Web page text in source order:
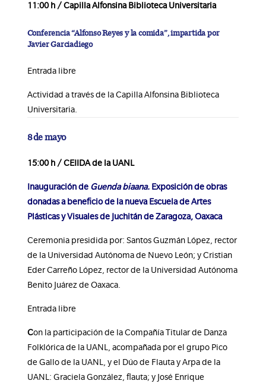
11:00 h / Capilla Alfonsina Biblioteca Universitaria
Conferencia “Alfonso Reyes y la comida”, impartida por
Javier Garciadiego
Entrada libre
Actividad a través de la Capilla Alfonsina Biblioteca
Universitaria.
8 de mayo
15:00 h / CEIIDA de la UANL
Inauguración de Guenda biaana. Exposición de obras
donadas a beneficio de la nueva Escuela de Artes
Plásticas y Visuales de Juchitán de Zaragoza, Oaxaca
Ceremonia presidida por: Santos Guzmán López, rector
de la Universidad Autónoma de Nuevo León; y Cristian
Eder Carreño López, rector de la Universidad Autónoma
Benito Juárez de Oaxaca.
Entrada libre
Con la participación de la Compañía Titular de Danza
Folklórica de la UANL, acompañada por el grupo Pico
de Gallo de la UANL, y el Dúo de Flauta y Arpa de la
UANL: Graciela González, flauta; y José Enrique